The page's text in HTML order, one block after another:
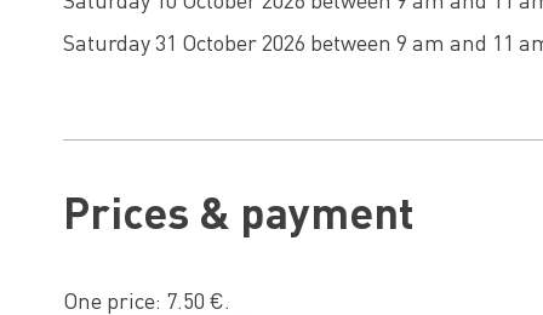
Saturday 31 October 2026 between 9 am and 11
Prices & payment
One price: 7.50 €.